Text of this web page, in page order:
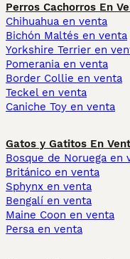
Perros Cachorros En
Chihuahua en venta
Bichón Maltés en venta
Yorkshire Terrier en
Pomerania en venta
Border Collie en venta
Teckel en venta
Caniche Toy en venta
Gatos y Gatitos En
Bosque de Noruega en
Británico en venta
Sphynx en venta
Bengalí en venta
Maine Coon en venta
Persa en venta